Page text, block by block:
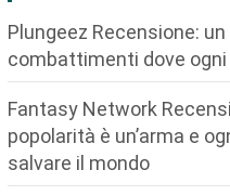
Plungeez Recensione:
combattimenti dove
Fantasy Network
popolarità è un’arma e
salvare il mondo